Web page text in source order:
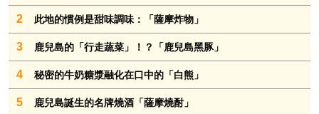
2 此地的慣例是甜味調味：「薩摩炸物」
3 鹿兒島的「行走蔬菜」！？「鹿兒島黑豚」
4 秘密的牛奶糖漿融化在口中的「白熊」
5 鹿兒島誕生的名牌燒酒「薩摩燒酎」